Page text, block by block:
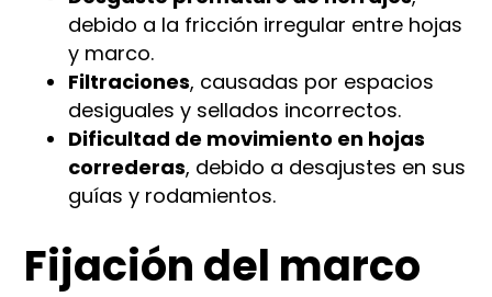
debido a la fricción irregular entre hojas
y marco.
Filtraciones, causadas por espacios
desiguales y sellados incorrectos.
Dificultad de movimiento en hojas
correderas, debido a desajustes en sus
guías y rodamientos.
Fijación del marco